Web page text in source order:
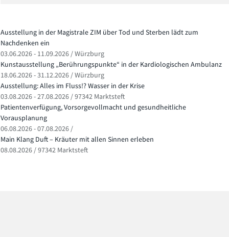
Ausstellung in der Magistrale ZIM über Tod und Sterben lädt zum
Nachdenken ein
03.06.2026 - 11.09.2026 / Würzburg
Kunstausstellung „Berührungspunkte“ in der Kardiologischen Ambulanz
18.06.2026 - 31.12.2026 / Würzburg
Ausstellung: Alles im Fluss!? Wasser in der Krise
03.08.2026 - 27.08.2026 / 97342 Marktsteft
Patientenverfügung, Vorsorgevollmacht und gesundheitliche
Vorausplanung
06.08.2026 - 07.08.2026 /
Main Klang Duft – Kräuter mit allen Sinnen erleben
08.08.2026 / 97342 Marktsteft